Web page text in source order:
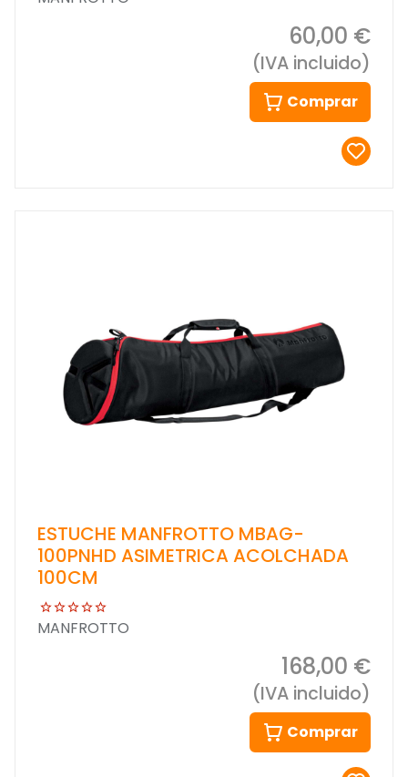
60,00 €
(IVA incluido)
Comprar
ESTUCHE MANFROTTO MBAG-
100PNHD ASIMETRICA ACOLCHADA
100CM
MANFROTTO
168,00 €
(IVA incluido)
Comprar